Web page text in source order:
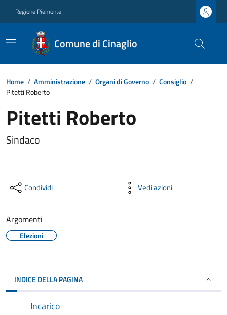
Regione Piemonte
Comune di Cinaglio
Home / Amministrazione / Organi di Governo / Consiglio /
Pitetti Roberto
Pitetti Roberto
Sindaco
Condividi Vedi azioni
Argomenti
Elezioni
INDICE DELLA PAGINA
Incarico